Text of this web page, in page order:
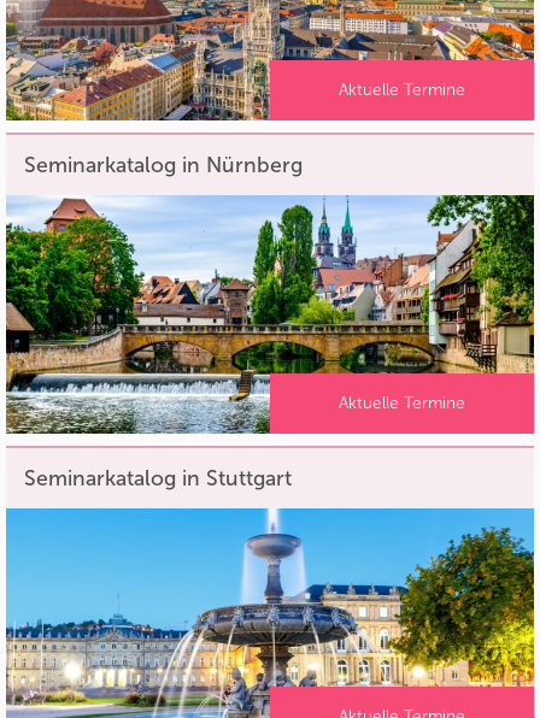
Aktuelle Termine
Seminarkatalog in Nürnberg
Aktuelle Termine
Seminarkatalog in Stuttgart